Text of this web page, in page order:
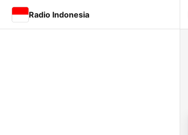
Radio Indonesia